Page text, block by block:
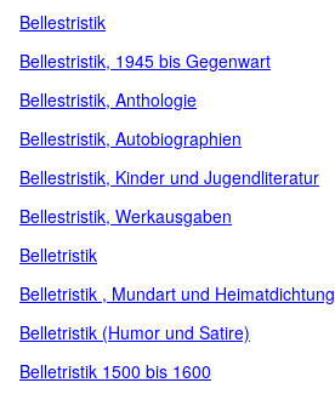
Bellestristik
Bellestristik, 1945 bis Gegenwart
Bellestristik, Anthologie
Bellestristik, Autobiographien
Bellestristik, Kinder und Jugendliteratur
Bellestristik, Werkausgaben
Belletristik
Belletristik , Mundart und Heimatdichtung
Belletristik (Humor und Satire)
Belletristik 1500 bis 1600